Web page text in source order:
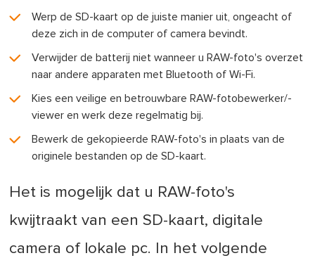
Werp de SD-kaart op de juiste manier uit, ongeacht of
deze zich in de computer of camera bevindt.
Verwijder de batterij niet wanneer u RAW-foto's overzet
naar andere apparaten met Bluetooth of Wi-Fi.
Kies een veilige en betrouwbare RAW-fotobewerker/-
viewer en werk deze regelmatig bij.
Bewerk de gekopieerde RAW-foto's in plaats van de
originele bestanden op de SD-kaart.
Het is mogelijk dat u RAW-foto's
kwijtraakt van een SD-kaart, digitale
camera of lokale pc. In het volgende